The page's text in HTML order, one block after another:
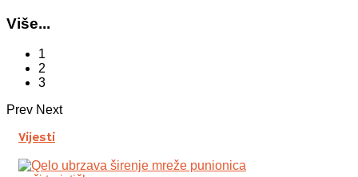
Više...
1
2
3
Prev Next
Vijesti